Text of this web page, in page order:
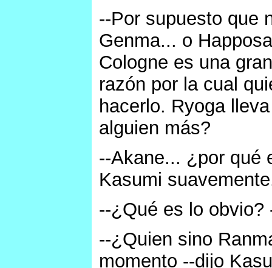
--Por supuesto que
Genma... o
Cologne es una
razón por la cual
hacerlo. Ryoga
alguien más?
--Akane... ¿por qué
Kasumi
--¿Qué es lo obvio?
--¿Quien sino
momento --dijo